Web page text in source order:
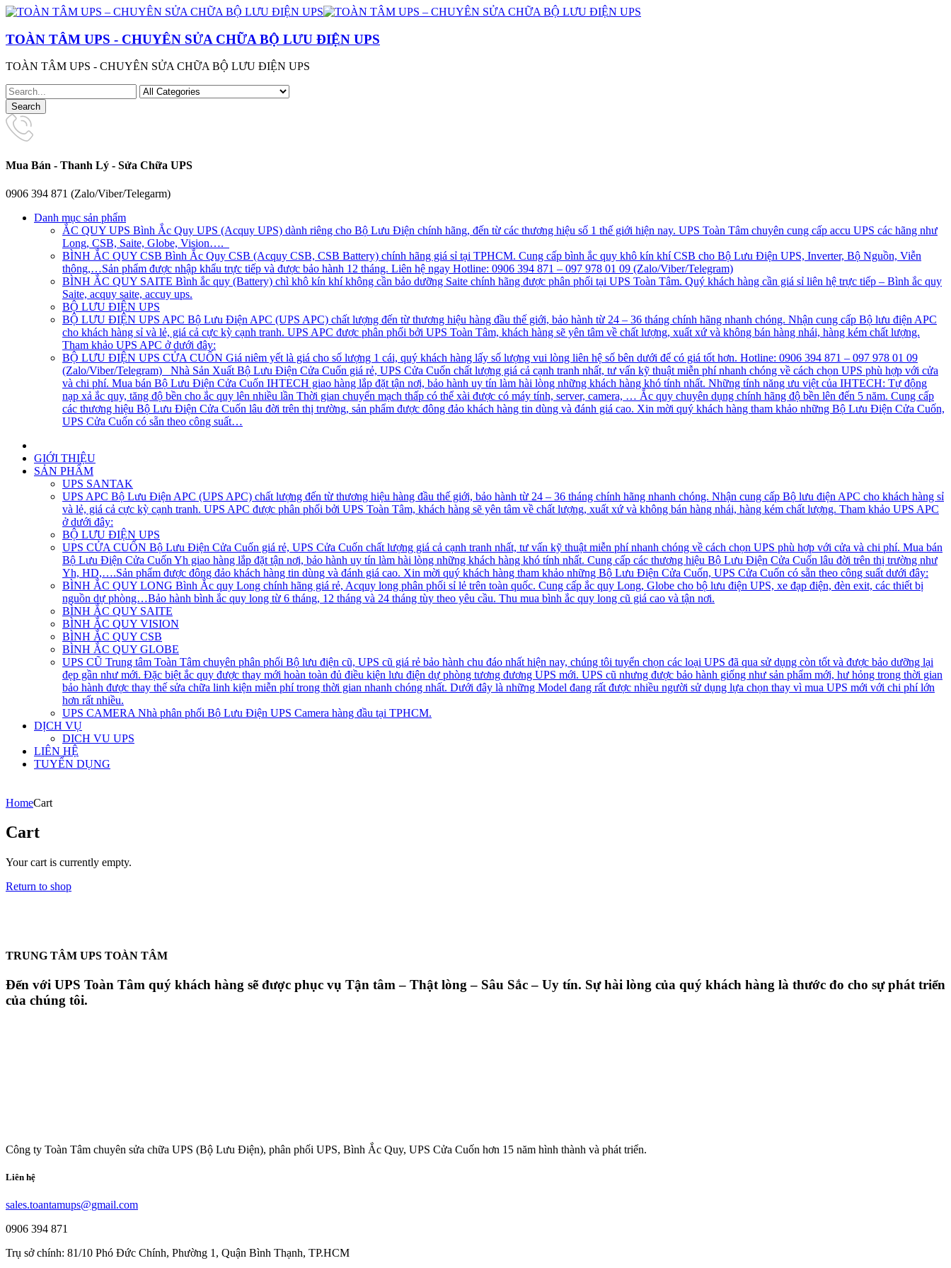
TOÀN TÂM UPS - CHUYÊN SỬA CHỮA BỘ LƯU ĐIỆN UPS
TOÀN TÂM UPS - CHUYÊN SỬA CHỮA BỘ LƯU ĐIỆN UPS
Mua Bán - Thanh Lý - Sửa Chữa UPS
0906 394 871 (Zalo/Viber/Telegarm)
Danh mục sản phẩm
ẮC QUY UPS Bình Ắc Quy UPS (Acquy UPS) dành riêng cho Bộ Lưu Điện chính hãng, đến từ các thương hiệu số 1 thế giới hiện nay. UPS Toàn Tâm chuyên cung cấp accu UPS các hãng như
Long, CSB, Saite, Globe, Vision….
BÌNH ẮC QUY CSB Bình Ắc Quy CSB (Acquy CSB, CSB Battery) chính hãng giá sỉ tại TPHCM. Cung cấp bình ắc quy khô kín khí CSB cho Bộ Lưu Điện UPS, Inverter, Bộ Nguồn, Viễn
thông,…Sản phẩm được nhập khẩu trực tiếp và được bảo hành 12 tháng. Liên hệ ngay Hotline: 0906 394 871 – 097 978 01 09 (Zalo/Viber/Telegram)
BÌNH ẮC QUY SAITE Bình ắc quy (Battery) chì khô kín khí không cần bảo dưỡng Saite chính hãng được phân phối tại UPS Toàn Tâm. Quý khách hàng cần giá sỉ liên hệ trực tiếp – Bình ắc quy
Saite, acquy saite, accuy ups.
BỘ LƯU ĐIỆN UPS
BỘ LƯU ĐIỆN UPS APC Bộ Lưu Điện APC (UPS APC) chất lượng đến từ thương hiệu hàng đầu thế giới, bảo hành từ 24 – 36 tháng chính hãng nhanh chóng. Nhận cung cấp Bộ lưu điện APC
cho khách hàng sỉ và lẻ, giá cả cực kỳ cạnh tranh. UPS APC được phân phối bởi UPS Toàn Tâm, khách hàng sẽ yên tâm về chất lượng, xuất xứ và không bán hàng nhái, hàng kém chất lượng.
Tham khảo UPS APC ở dưới đây:
BỘ LƯU ĐIỆN UPS CỬA CUỐN Giá niêm yết là giá cho số lượng 1 cái, quý khách hàng lấy số lượng vui lòng liên hệ số bên dưới để có giá tốt hơn. Hotline: 0906 394 871 – 097 978 01 09
(Zalo/Viber/Telegram) Nhà Sản Xuất Bộ Lưu Điện Cửa Cuốn giá rẻ, UPS Cửa Cuốn chất lượng giá cả cạnh tranh nhất, tư vấn kỹ thuật miễn phí nhanh chóng về cách chọn UPS phù hợp với cửa
và chi phí. Mua bán Bộ Lưu Điện Cửa Cuốn IHTECH giao hàng lắp đặt tận nơi, bảo hành uy tín làm hài lòng những khách hàng khó tính nhất. Những tính năng ưu việt của IHTECH: Tự động
nạp xả ắc quy, tăng độ bền cho ắc quy lên nhiều lần Thời gian chuyển mạch thấp có thể xài được có máy tính, server, camera, … Ắc quy chuyên dụng chính hãng độ bền lên đến 5 năm. Cung cấp
các thương hiệu Bộ Lưu Điện Cửa Cuốn lâu đời trên thị trường, sản phẩm được đông đảo khách hàng tin dùng và đánh giá cao. Xin mời quý khách hàng tham khảo những Bộ Lưu Điện Cửa Cuốn,
UPS Cửa Cuốn có sẵn theo công suất…
GIỚI THIỆU
SẢN PHẨM
UPS SANTAK
UPS APC Bộ Lưu Điện APC (UPS APC) chất lượng đến từ thương hiệu hàng đầu thế giới, bảo hành từ 24 – 36 tháng chính hãng nhanh chóng. Nhận cung cấp Bộ lưu điện APC cho khách hàng sỉ
và lẻ, giá cả cực kỳ cạnh tranh. UPS APC được phân phối bởi UPS Toàn Tâm, khách hàng sẽ yên tâm về chất lượng, xuất xứ và không bán hàng nhái, hàng kém chất lượng. Tham khảo UPS APC
ở dưới đây:
BỘ LƯU ĐIỆN UPS
UPS CỬA CUỐN Bộ Lưu Điện Cửa Cuốn giá rẻ, UPS Cửa Cuốn chất lượng giá cả cạnh tranh nhất, tư vấn kỹ thuật miễn phí nhanh chóng về cách chọn UPS phù hợp với cửa và chi phí. Mua bán
Bộ Lưu Điện Cửa Cuốn Yh giao hàng lắp đặt tận nơi, bảo hành uy tín làm hài lòng những khách hàng khó tính nhất. Cung cấp các thương hiệu Bộ Lưu Điện Cửa Cuốn lâu đời trên thị trường như
Yh, HD,….Sản phẩm được đông đảo khách hàng tin dùng và đánh giá cao. Xin mời quý khách hàng tham khảo những Bộ Lưu Điện Cửa Cuốn, UPS Cửa Cuốn có sẵn theo công suất dưới đây:
BÌNH ẮC QUY LONG Bình Ắc quy Long chính hãng giá rẻ, Acquy long phân phối sỉ lẻ trên toàn quốc. Cung cấp ắc quy Long, Globe cho bộ lưu điện UPS, xe đạp điện, đèn exit, các thiết bị
nguồn dự phòng…Bảo hành bình ắc quy long từ 6 tháng, 12 tháng và 24 tháng tùy theo yêu cầu. Thu mua bình ắc quy long cũ giá cao và tận nơi.
BÌNH ẮC QUY SAITE
BÌNH ẮC QUY VISION
BÌNH ẮC QUY CSB
BÌNH ẮC QUY GLOBE
UPS CŨ Trung tâm Toàn Tâm chuyên phân phối Bộ lưu điện cũ, UPS cũ giá rẻ bảo hành chu đáo nhất hiện nay, chúng tôi tuyển chọn các loại UPS đã qua sử dụng còn tốt và được bảo dưỡng lại
đẹp gần như mới. Đặc biệt ắc quy được thay mới hoàn toàn đủ điều kiện lưu điện dự phòng tương đương UPS mới. UPS cũ nhưng được bảo hành giống như sản phẩm mới, hư hỏng trong thời gian
bảo hành được thay thế sửa chữa linh kiện miễn phí trong thời gian nhanh chóng nhất. Dưới đây là những Model đang rất được nhiều người sử dụng lựa chọn thay vì mua UPS mới với chi phí lớn
hơn rất nhiều.
UPS CAMERA Nhà phân phối Bộ Lưu Điện UPS Camera hàng đầu tại TPHCM.
DỊCH VỤ
DICH VU UPS
LIÊN HỆ
TUYỂN DỤNG
HomeCart
Cart
Your cart is currently empty.
Return to shop
TRUNG TÂM UPS TOÀN TÂM
Đến với UPS Toàn Tâm quý khách hàng sẽ được phục vụ Tận tâm – Thật lòng – Sâu Sắc – Uy tín. Sự hài lòng của quý khách hàng là thước đo cho sự phát triển
của chúng tôi.
Công ty Toàn Tâm chuyên sửa chữa UPS (Bộ Lưu Điện), phân phối UPS, Bình Ắc Quy, UPS Cửa Cuốn hơn 15 năm hình thành và phát triển.
Liên hệ
sales.toantamups@gmail.com
0906 394 871
Trụ sở chính: 81/10 Phó Đức Chính, Phường 1, Quận Bình Thạnh, TP.HCM